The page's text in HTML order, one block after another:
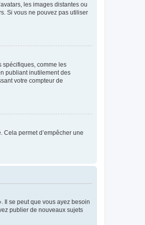
les images distantes ou
Si vous ne pouvez pas utiliser
spécifiques, comme les
publiant inutilement des
votre compteur de
permet d’empêcher une
Il se peut que vous ayez besoin
publier de nouveaux sujets